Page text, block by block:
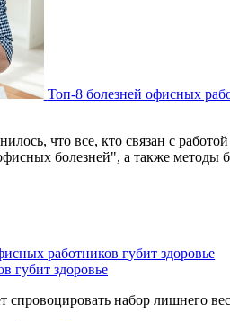
Топ-8 болезней офисных
что все, кто связан с
болезней", а также методы
работников губит здоровье
губит здоровье
набор лишнего